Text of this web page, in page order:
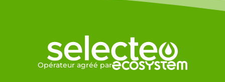
Opérateur agréé par